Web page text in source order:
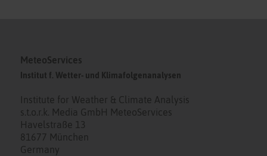
MeteoServices
Institut f. Wetter- und Klimafolgenanalysen
Institute for Weather & Climate Analysis
s.t.o.r.k. Media GmbH MeteoServices
Havelstraße 13
81677 München
Germany